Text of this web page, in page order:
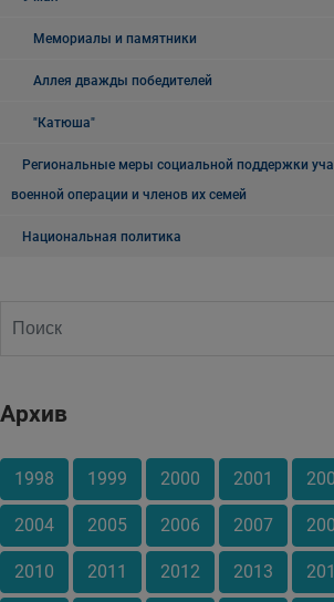
Мемориалы и памятники
Аллея дважды победителей
"Катюша"
Региональные меры социальной поддержки
военной операции и членов их семей
Национальная политика
Архив
1998 1999 2000 2001
2004 2005 2006 2007
2010 2011 2012 2013